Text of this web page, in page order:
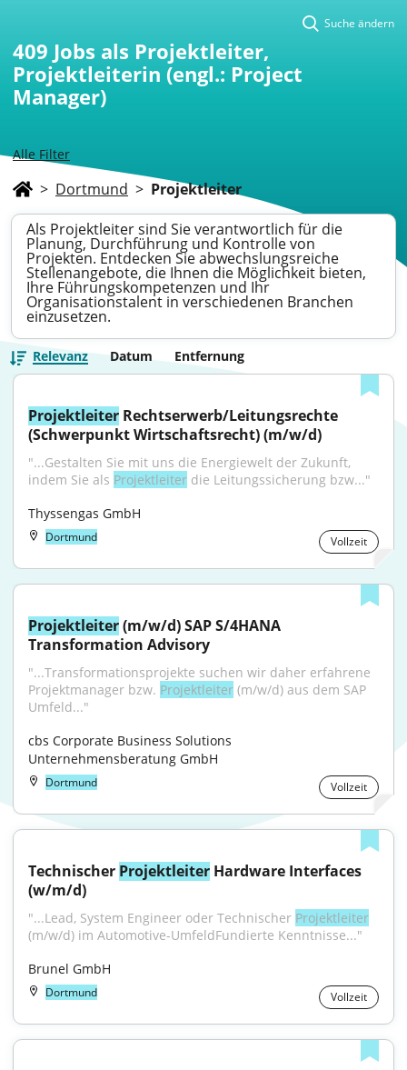
Alle Filter
Suche ändern
409 Jobs als Projektleiter,
Projektleiterin (engl.: Project
Manager)
> Dortmund > Projektleiter
Als Projektleiter sind Sie verantwortlich für die
Planung, Durchführung und Kontrolle von
Projekten. Entdecken Sie abwechslungsreiche
Stellenangebote, die Ihnen die Möglichkeit bieten,
Ihre Führungskompetenzen und Ihr
Organisationstalent in verschiedenen Branchen
einzusetzen.
Relevanz Datum Entfernung
Projektleiter Rechtserwerb/Leitungsrechte
(Schwerpunkt Wirtschaftsrecht) (m/w/d)
"...Gestalten Sie mit uns die Energiewelt der Zukunft,
indem Sie als Projektleiter die Leitungssicherung bzw..."
Thyssengas GmbH
Dortmund Vollzeit
Projektleiter (m/w/d) SAP S/4HANA
Transformation Advisory
"...Transformationsprojekte suchen wir daher erfahrene
Projektmanager bzw. Projektleiter (m/w/d) aus dem SAP
Umfeld..."
cbs Corporate Business Solutions
Unternehmensberatung GmbH
Dortmund Vollzeit
Technischer Projektleiter Hardware Interfaces
(w/m/d)
"...Lead, System Engineer oder Technischer Projektleiter
(m/w/d) im Automotive-UmfeldFundierte Kenntnisse..."
Brunel GmbH
Dortmund Vollzeit